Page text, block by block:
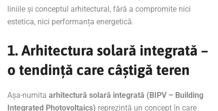
liniile și conceptul arhitectural, fără a compromite nici
estetica, nici performanța energetică.
1. Arhitectura solară integrată –
o tendință care câștigă teren
Așa-numita arhitectură solară integrată (BIPV – Building
Integrated Photovoltaics) reprezintă un concept în care